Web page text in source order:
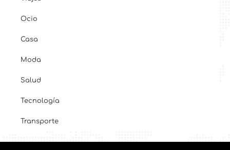
Ocio
Casa
Moda
Salud
Tecnología
Transporte